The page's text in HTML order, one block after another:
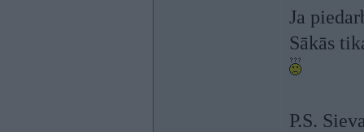
Ja
Sākās
P.S.